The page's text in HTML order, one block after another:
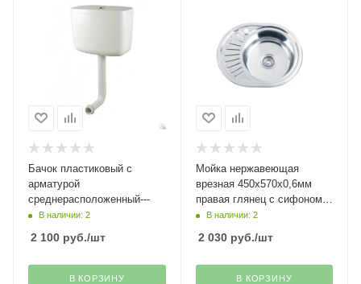
Бачок пластиковый с
арматурой
среднерасположенный---
В наличии: 2
2 100 руб./шт
В КОРЗИНУ
Мойка нержавеющая
врезная 450х570х0,6мм
правая глянец с сифоном
MG6-5745OVR РМС
В наличии: 2
2 030руб./шт
В КОРЗИНУ